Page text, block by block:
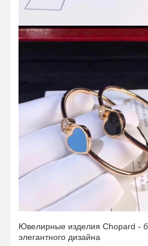
Домой Продукты
Ювелирные изделия Chopard -
элегантного дизайна